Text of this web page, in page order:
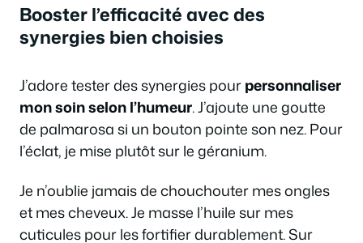
Booster l’efficacité avec des
synergies bien choisies
J’adore tester des synergies pourpersonnaliser
mon soin selon l’humeur. J’ajoute une goutte
de palmarosa si un bouton pointe son nez. Pour
l’éclat, je mise plutôt sur le géranium.
Je n’oublie jamais de chouchouter mes ongles
et mes cheveux. Je masse l’huile sur mes
cuticules pour les fortifier durablement. Sur